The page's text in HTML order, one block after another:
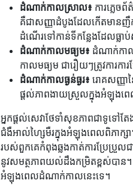
ដំណាក់កាលស្រាល៖ ការភ្លេ
គឺជាសញ្ញាដំបូងដែលកើតមានញឹ
ដំណើរទៅកាន់ទីកន្លែងដែលធ្ល
ដំណាក់កាលមធ្យម៖ ដំណាក់កា
កាលមធ្យម ជារឿយៗត្រូវការការ
ដំណាក់កាលធ្ងន់ធ្ងរ៖ រោគសញ្ញា
ផ្តល់ភាពងាយស្រួលក្នុងអំឡុងព
អ្នកផ្តល់សេវាថែទាំសុខភាពជាទូទៅ
ជំងឺអាល់ហ្សៃមឺរក្នុងអំឡុងពេលពិភាក្ស
របស់ពួកគេកំពុងឆ្លងកាត់ការប្រែប្រួល
នូវសមត្ថភាពយល់ដឹងកម្រិតខ្ពស់បាន។
អំឡុងពេលដំណាក់កាលនេះទេ។